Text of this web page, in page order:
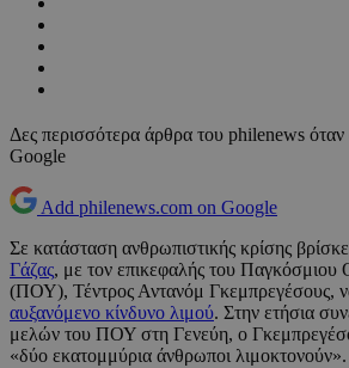
Δες περισσότερα άρθρα του philenews όταν
Google
Add philenews.com on Google
Σε κατάσταση ανθρωπιστικής κρίσης
Γάζας, με τον επικεφαλής του Παγκόσμιου
(ΠΟΥ), Τέντρος Αντανόμ Γκεμπρεγέσους, να
αυξανόμενο κίνδυνο λιμού. Στην ετήσια
μελών του ΠΟΥ στη Γενεύη, ο
«δύο εκατομμύρια άνθρωποι λιμοκτονούν».